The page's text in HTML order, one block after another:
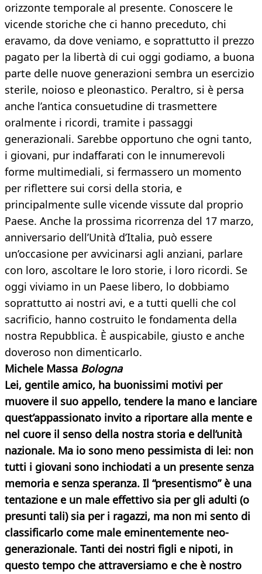
orizzonte temporale al presente. Conoscere le
vicende storiche che ci hanno preceduto, chi
eravamo, da dove veniamo, e soprattutto il prezzo
pagato per la libertà di cui oggi godiamo, a buona
parte delle nuove generazioni sembra un esercizio
sterile, noioso e pleonastico. Peraltro, si è persa
anche l’antica consuetudine di trasmettere
oralmente i ricordi, tramite i passaggi
generazionali. Sarebbe opportuno che ogni tanto,
i giovani, pur indaffarati con le innumerevoli
forme multimediali, si fermassero un momento
per riflettere sui corsi della storia, e
principalmente sulle vicende vissute dal proprio
Paese. Anche la prossima ricorrenza del 17 marzo,
anniversario dell’Unità d’Italia, può essere
un’occasione per avvicinarsi agli anziani, parlare
con loro, ascoltare le loro storie, i loro ricordi. Se
oggi viviamo in un Paese libero, lo dobbiamo
soprattutto ai nostri avi, e a tutti quelli che col
sacrificio, hanno costruito le fondamenta della
nostra Repubblica. È auspicabile, giusto e anche
doveroso non dimenticarlo.
Michele Massa Bologna
Lei, gentile amico, ha buonissimi motivi per
muovere il suo appello, tendere la mano e lanciare
quest’appassionato invito a riportare alla mente e
nel cuore il senso della nostra storia e dell’unità
nazionale. Ma io sono meno pessimista di lei: non
tutti i giovani sono inchiodati a un presente senza
memoria e senza speranza. Il “presentismo” è una
tentazione e un male effettivo sia per gli adulti (o
presunti tali) sia per i ragazzi, ma non mi sento di
classificarlo come male eminentemente neo-
generazionale. Tanti dei nostri figli e nipoti, in
questo tempo che attraversiamo e che è nostro